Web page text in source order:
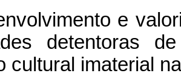
e
detentoras
cultural imaterial